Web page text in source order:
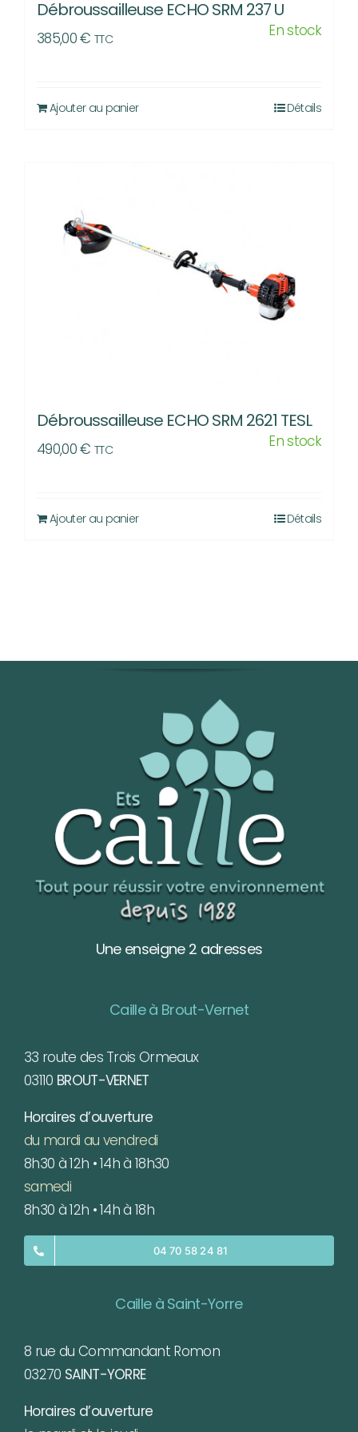
Débroussailleuse ECHO SRM 237 U
385,00€ TTC En stock
Ajouter au panier Détails
Débroussailleuse ECHO SRM 2621 TESL
490,00€ TTC En stock
Ajouter au panier Détails
Une enseigne 2 adresses
Caille à Brout-Vernet
33 route des Trois Ormeaux
03110 BROUT-VERNET
Horaires d’ouverture
du mardi au vendredi
8h30 à 12h • 14h à 18h30
samedi
8h30 à 12h • 14h à 18h
04 70 58 24 81
Caille à Saint-Yorre
8 rue du Commandant Romon
03270 SAINT-YORRE
Horaires d’ouverture